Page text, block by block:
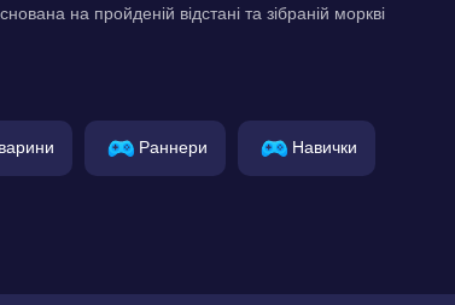
на пройденій відстані та зібраній моркві
Раннери Навички